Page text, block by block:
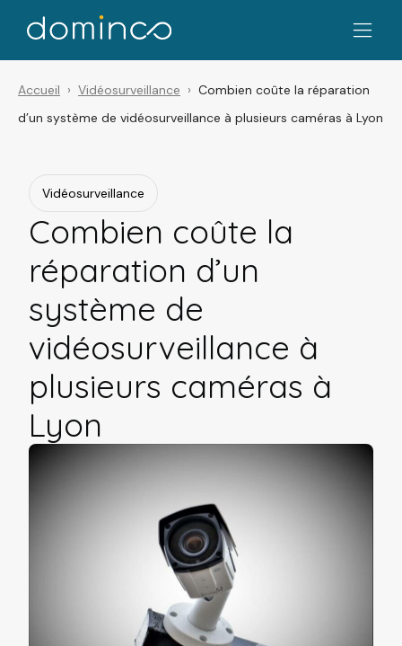
Accueil Vidéosurveillance
Combien coûte la réparation
d’un système de vidéosurveillance à plusieurs caméras à Lyon
Vidéosurveillance
Combien coûte la
réparation d’un
système de
vidéosurveillance à
plusieurs caméras à
Lyon